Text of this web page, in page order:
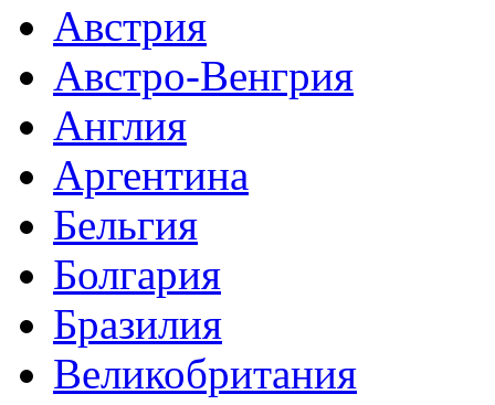
Австрия
Австро-Венгрия
Англия
Аргентина
Бельгия
Болгария
Бразилия
Великобритания